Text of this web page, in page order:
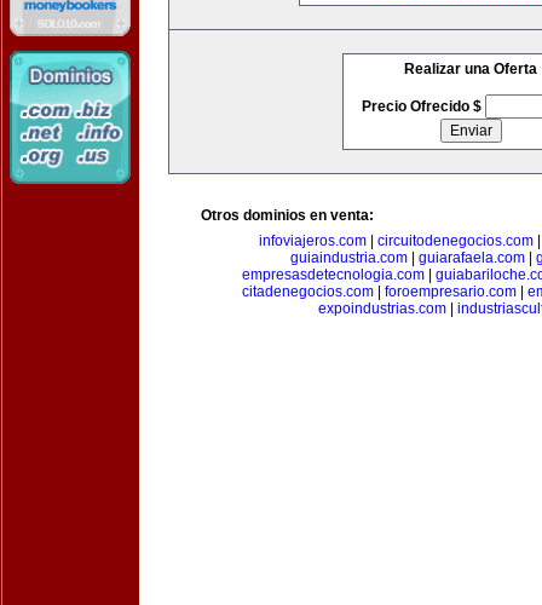
Realizar una Oferta
Precio Ofrecido $
Otros dominios en venta:
infoviajeros.com
circuitodenegocios.com
guiaindustria.com
guiarafaela.com
empresasdetecnologia.com
citadenegocios.com
foroempresario.com
expoindustrias.com|